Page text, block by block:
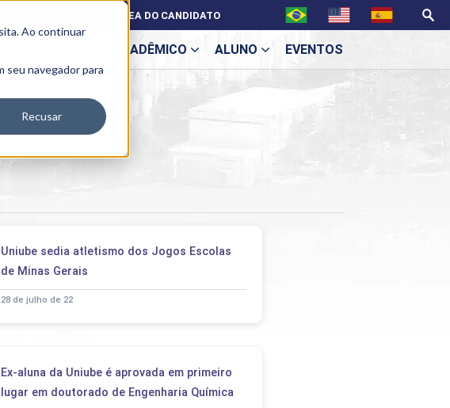
Ao continuar
seu navegador para
Recusar
ACADÊMICO
MPHU
PROED
ALUNO EVENTOS
ÁREA DO CANDIDATO
Uniube sedia atletismo dos Jogos Escolas
de Minas Gerais
28 de julho de 22
Ex-aluna da Uniube é aprovada em primeiro
lugar em doutorado de Engenharia Química